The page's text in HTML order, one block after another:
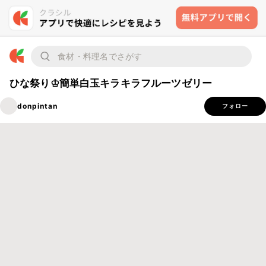
ひな祭り♔簡単白玉キラキラフルーツゼリー
donpintan フォロー